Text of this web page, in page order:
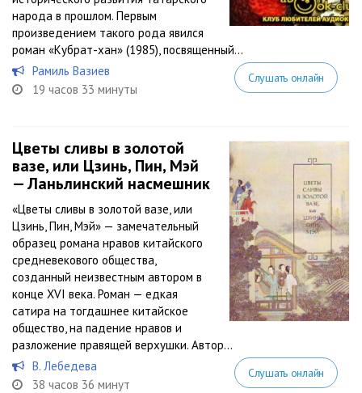
народа в прошлом. Первым
произведением такого рода явился
роман «Кубрат-хан» (1985), посвященный...
Рамиль Вазиев
19 часов 33 минуты
Слушать онлайн
Цветы сливы в золотой
вазе, или Цзинь, Пин, Мэй
— Ланьлинский насмешник
«Цветы сливы в золотой вазе, или
Цзинь, Пин, Мэй» — замечательный
образец романа нравов китайского
средневекового общества,
созданный неизвестным автором в
конце XVI века. Роман — едкая
сатира на тогдашнее китайское
общество, на падение нравов и
разложение правящей верхушки. Автор...
В. Лебедева
38 часов 36 минут
Слушать онлайн